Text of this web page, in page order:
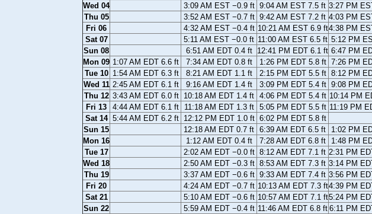
Wed 04
3:09 AM EST −0.9 ft 9:04 AM EST 7.5 ft 3:27 PM
Thu 05
3:52 AM EST −0.7 ft 9:42 AM EST 7.2 ft 4:03 PM
Fri 06
4:32 AM EST −0.4 ft 10:21 AM EST 6.9 ft4:38 PM
Sat 07
5:11 AM EST −0.0 ft 11:00 AM EST 6.5 ft 5:12 PM
Sun 08
6:51 AM EDT 0.4 ft 12:41 PM EDT 6.1 ft 6:47 PM
Mon 09 1:07 AM EDT 6.6 ft 7:34 AM EDT 0.8 ft 1:26 PM EDT 5.8 ft 7:26 PM
Tue 10 1:54 AM EDT 6.3 ft 8:21 AM EDT 1.1 ft 2:15 PM EDT 5.5 ft 8:12 PM
Wed 11 2:45 AM EDT 6.1 ft 9:16 AM EDT 1.4 ft 3:09 PM EDT 5.4 ft 9:08 PM
Thu 12 3:43 AM EDT 6.0 ft 10:18 AM EDT 1.4 ft 4:06 PM EDT 5.4 ft 10:14 PM
Fri 13
4:44 AM EDT 6.1 ft 11:18 AM EDT 1.3 ft 5:05 PM EDT 5.5 ft 11:19 PM
Sat 14 5:44 AM EDT 6.2 ft 12:12 PM EDT 1.0 ft 6:02 PM EDT 5.8 ft
Sun 15
12:18 AM EDT 0.7 ft 6:39 AM EDT 6.5 ft 1:02 PM
Mon 16
1:12 AM EDT 0.4 ft 7:28 AM EDT 6.8 ft 1:48 PM
Tue 17
2:02 AM EDT −0.0 ft 8:12 AM EDT 7.1 ft 2:31 PM
Wed 18
2:50 AM EDT −0.3 ft 8:53 AM EDT 7.3 ft 3:14 PM
Thu 19
3:37 AM EDT −0.6 ft 9:33 AM EDT 7.4 ft 3:56 PM
Fri 20
4:24 AM EDT −0.7 ft 10:13 AM EDT 7.3 ft4:39 PM
Sat 21
5:10 AM EDT −0.6 ft 10:57 AM EDT 7.1 ft5:24 PM
Sun 22
5:59 AM EDT −0.4 ft 11:46 AM EDT 6.8 ft 6:11 PM